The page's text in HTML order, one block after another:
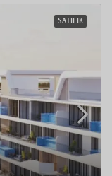
SATILIK